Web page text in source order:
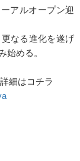
アルオープン迎
なる進化を遂げ
始める。
細はコチラ